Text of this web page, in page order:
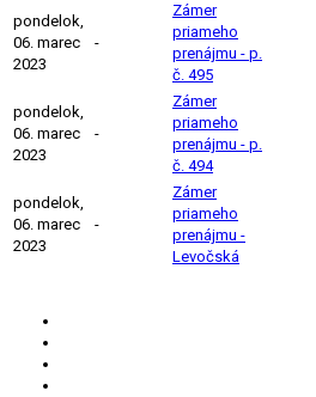
pondelok,
06. marec
2023
-
Zámer
priameho
prenájmu - p.
č. 495
pondelok,
06. marec
2023
-
Zámer
priameho
prenájmu - p.
č. 494
pondelok,
06. marec
2023
-
Zámer
priameho
prenájmu -
Levočská